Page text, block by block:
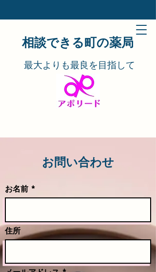
​​相談できる町の薬局
​​最大よりも最良を目指して
お問い合わせ
お名前
住所